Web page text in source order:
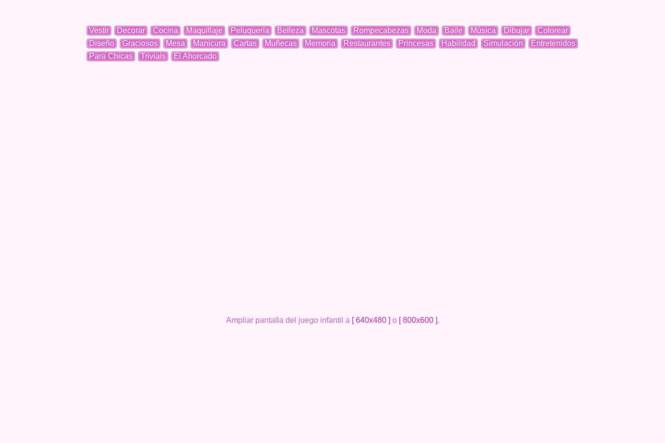
Vestir Decorar Cocina Maquillaje Peluquería Belleza Mascotas Rompecabezas Moda Baile Música Dibujar
Colorear
Diseño
Graciosos Mesa Manicura Cartas Muñecas Memoria Restaurantes Princesas Habilidad Simulación
Entretenidos
Para Chicas
Trivials El Ahorcado
Ampliar pantalla del juego infantil a [ 640x480 ] o [ 800x600 ].